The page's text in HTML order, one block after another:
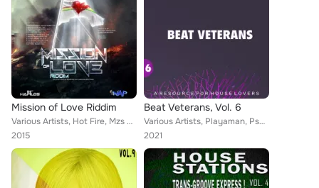
Mission of Love Riddim
Various Artists, Hot Fire, Mzs Quanny, Norris Man, Elliven, Turbulence, RD Millz, Daville, Tahz, Ky Enie, Tasha T, Sheeva
2015
Beat Veterans, Vol. 6
Various Artists, Playaman, Pseudo Quickly, Gigolo, Tony Roja, Atlantic Ocean, Supermodels, Hotel 54, Hot Fire, Mark Bayer, A Kay...
2021